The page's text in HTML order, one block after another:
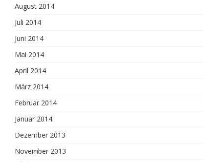
August 2014
Juli 2014
Juni 2014
Mai 2014
April 2014
März 2014
Februar 2014
Januar 2014
Dezember 2013
November 2013